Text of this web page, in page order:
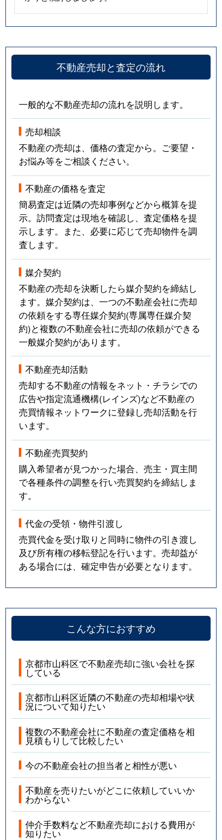
不動産売却と査定の流れ
一般的な不動産売却の流れを説明します。
売却相談
不動産の売却は、価格の査定から。ご要望・
お悩み等をご相談ください。
不動産の価格を査定
簡易査定は近隣の売却事例などから概算を提
示。訪問査定は現地を確認し、査定価格を提
示します。また、必要に応じて売却物件を調
査します。
媒介契約
不動産の売却を決断したら媒介契約を締結し
ます。媒介契約は、一つの不動産会社に売却
の依頼をする専任媒介契約(専属専任媒介契
約)と複数の不動産会社に売却の依頼ができる
一般媒介契約があります。
不動産売却活動
売却する不動産の情報をネット・チラシでの
広告や指定流通機構(レインズ)など不動産の
売買情報ネットワークに登録し売却活動を行
います。
不動産売買契約
購入希望者が見つかった場合、売主・買主間
で各種条件の調整を行い売買契約を締結しま
す。
代金の受領・物件引渡し
売買代金を受け取りと同時に物件の引き渡し
及び所有権の移転登記を行います。売却益が
ある場合には、確定申告が必要となります。
こんな方におすすめ
京都市山科区で不動産売却に強い会社を探
している
京都市山科区近隣の不動産の売却相場や状
況について知りたい
複数の不動産会社に不動産の査定価格を相
見積もりして比較したい
今の不動産会社の担当者と相性が悪い
不動産を売りたいがどこに依頼していいか
わからない
仲介手数料など不動産売却における費用が
知りたい